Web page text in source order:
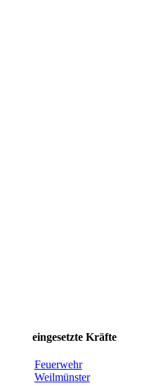
eingesetzte Kräfte
Feuerwehr
Weilmünster